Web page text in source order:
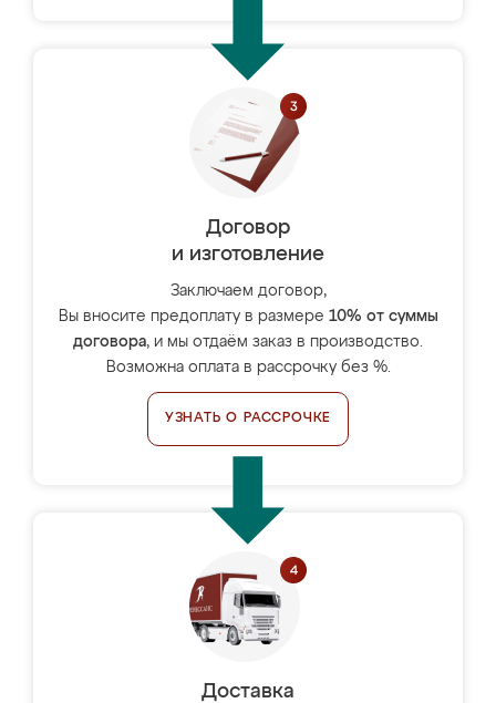
Договор
и изготовление
Заключаем договор,
Вы вносите предоплату в размере 10% от суммы
договора, и мы отдаём заказ в производство.
Возможна оплата в рассрочку без %.
УЗНАТЬ О РАССРОЧКЕ
Доставка